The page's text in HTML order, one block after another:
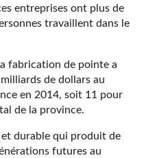
entreprises ont plus de
travaillent dans le
fabrication de pointe a
de dollars au
en 2014, soit 11 pour
de la province.
durable qui produit de
futures au